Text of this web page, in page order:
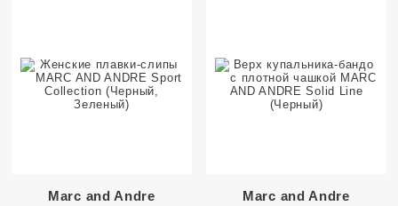
Marc and Andre Marc and Andre